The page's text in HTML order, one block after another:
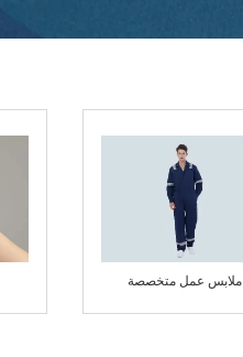
ملابس عمل متخصصة